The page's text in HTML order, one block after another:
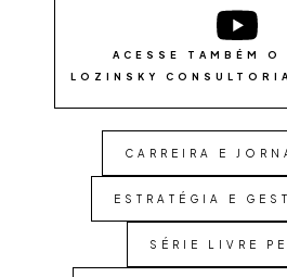
ACESSE TAMBÉM O
LOZINSKY
CARREIRA E
ESTRATÉGIA E
SÉRIE LIVRE